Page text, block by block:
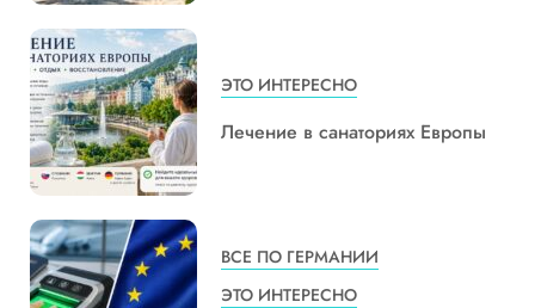
ЭТО ИНТЕРЕСНО
Лечение в санаториях Европы
ВСЕ ПО ГЕРМАНИИ
ЭТО ИНТЕРЕСНО